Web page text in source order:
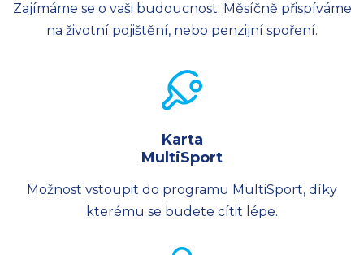
Zajímáme se o vaši budoucnost. Měsíčně přispíváme
na životní pojištění, nebo penzijní spoření.
Karta
MultiSport
Možnost vstoupit do programu MultiSport, díky
kterému se budete cítit lépe.